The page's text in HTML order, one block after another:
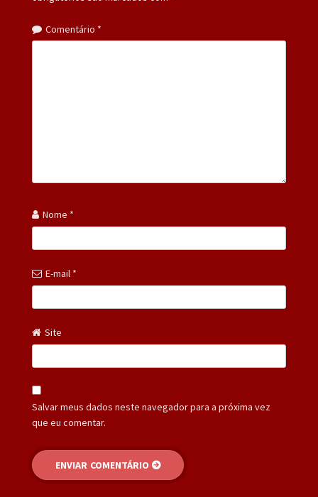
Comentário *
Nome *
E-mail *
Site
Salvar meus dados neste navegador para a próxima vez
que eu comentar.